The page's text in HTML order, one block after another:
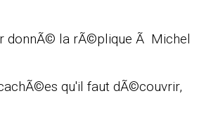
donnÃ© la rÃ©plique Ã Michel
qu'il faut dÃ©couvrir,